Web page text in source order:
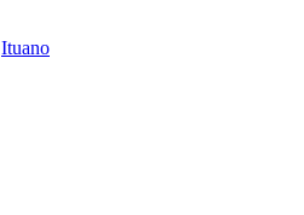
Ituano